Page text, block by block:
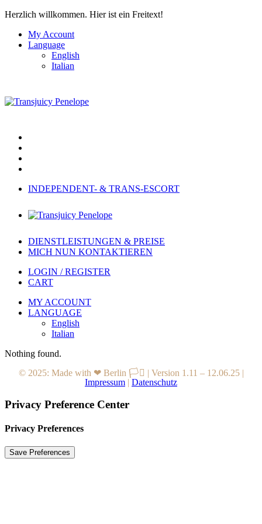
Herzlich willkommen. Hier ist ein Freitext!
My Account
Language
English
Italian
INDEPENDENT- & TRANS-ESCORT
DIENSTLEISTUNGEN & PREISE
MICH NUN KONTAKTIEREN
LOGIN / REGISTER
CART
MY ACCOUNT
LANGUAGE
English
Italian
Nothing found.
© 2025: Made with ❤ Berlin 🏳️‍⚧️ | Version 1.11 – 12.06.25|
Impressum | Datenschutz
Privacy Preference Center
Privacy Preferences